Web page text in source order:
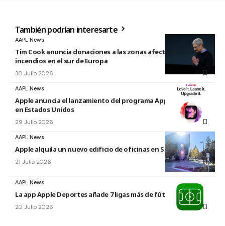
También podrían interesarte
AAPL News
Tim Cook anuncia donaciones a las zonas afectadas por los
incendios en el sur de Europa
30 Julio 2026
AAPL News
Apple anuncia el lanzamiento del programa Apple Upgrade
en Estados Unidos
29 Julio 2026
AAPL News
Apple alquila un nuevo edificio de oficinas en Sunnyvale
21 Julio 2026
AAPL News
La app Apple Deportes añade 7 ligas más de fútbol
20 Julio 2026